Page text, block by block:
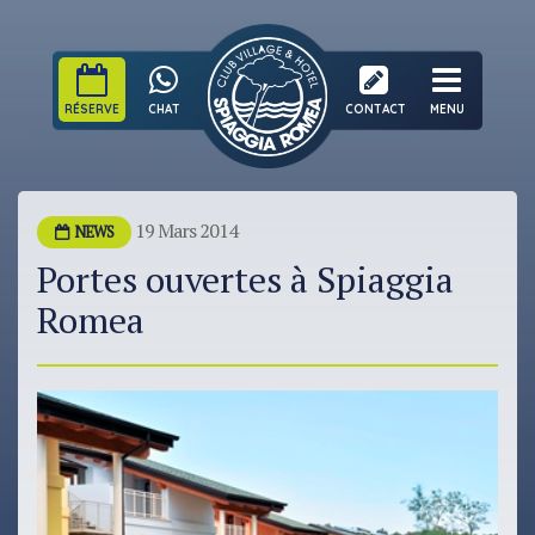
RÉSERVE CHAT CONTACT MENU
NEWS 19 Mars 2014
Portes ouvertes à Spiaggia
Romea